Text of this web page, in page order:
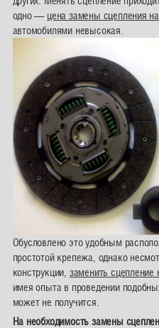
одно — цена замены сцепления
автомобилями невысокая.
Обусловлено это удобным
простотой крепежа, однако
конструкции, заменить сцепление
имея опыта в проведении
может не получится.
На необходимость замены